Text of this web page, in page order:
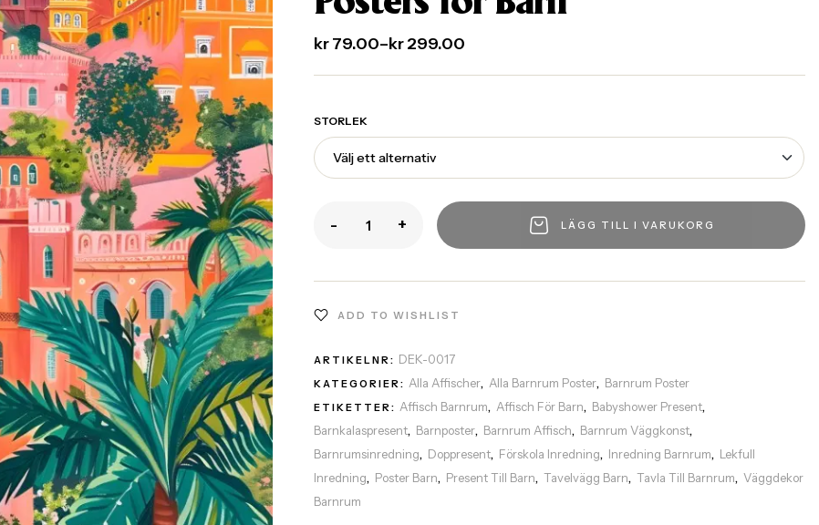
kr79.00–kr299.00
STORLEK
- + LÄGG TILL I VARUKORG
ADD TO WISHLIST
ARTIKELNR: DEK-0017
KATEGORIER:Alla Affischer,Alla Barnrum Poster, Barnrum Poster
ETIKETTER:Affisch Barnrum,Affisch För Barn, Babyshower Present,
Barnkalaspresent, Barnposter, Barnrum Affisch, Barnrum Väggkonst,
Barnrumsinredning, Doppresent, Förskola Inredning, Inredning Barnrum, Lekfull
Inredning, Poster Barn, Present Till Barn, Tavelvägg Barn, Tavla Till Barnrum, Väggdekor
Barnrum